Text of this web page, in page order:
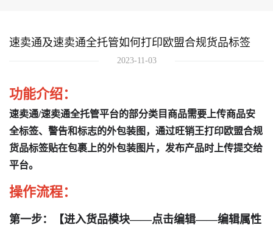
速卖通及速卖通全托管如何打印欧盟合规货品标签
2023-11-03
功能介绍：
速卖通/速卖通全托管平台的部分类目商品需要上传商品安
全标签、警告和标志的外包装图， 通过旺销王打印欧盟合规
货品标签贴在包裹上的外包装图片，发布产品时上传提交给
平台。
操作流程：
第一步：【进入货品模块——点击编辑——编辑属性